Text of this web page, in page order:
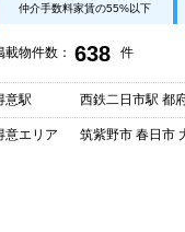
仲介手数料家賃の55%以下
載物件数： 638 件
意駅 西鉄二日市駅 都
意エリア 筑紫野市 春日市